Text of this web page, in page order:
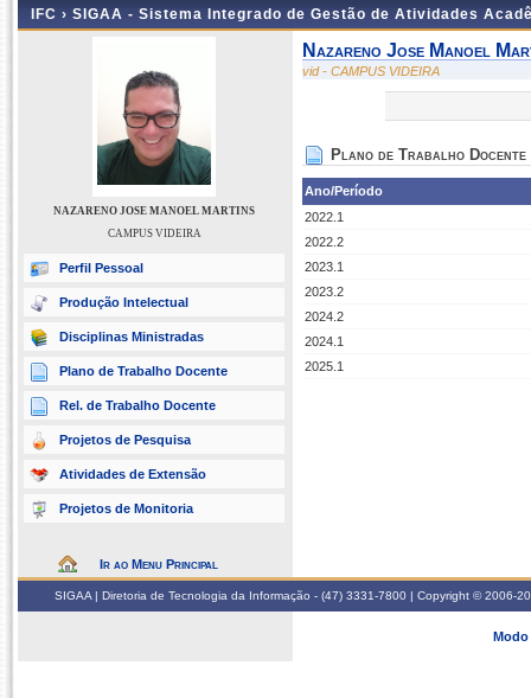
IFC › SIGAA - Sistema Integrado de Gestão de Atividades
NAZARENO JOSE MANOEL MARTINS
CAMPUS VIDEIRA
Perfil Pessoal
Produção Intelectual
Disciplinas Ministradas
Plano de Trabalho Docente
Rel. de Trabalho Docente
Projetos de Pesquisa
Atividades de Extensão
Projetos de Monitoria
Ir ao Menu Principal
Nazareno Jose Manoel
vid - CAMPUS VIDEIRA
Plano de Trabalho Docente
Ano/Período
2022.1
2022.2
2023.1
2023.2
2024.2
2024.1
2025.1
SIGAA | Diretoria de Tecnologia da Informação - (47) 3331-7800 | Copyright © 2006-
Modo